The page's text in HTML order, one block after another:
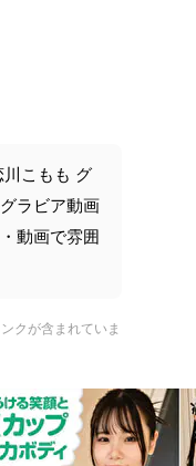
川こもも グ
ラビア動画
動画で雰囲
クが含まれていま